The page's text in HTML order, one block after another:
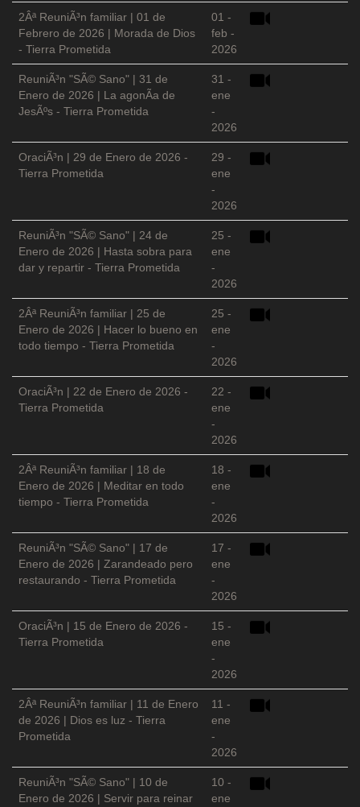
2Âª ReuniÃ³n familiar | 01 de
Febrero de 2026 | Morada de Dios
- Tierra Prometida
01 -
feb -
2026
ReuniÃ³n "SÃ© Sano" | 31 de
Enero de 2026 | La agonÃ­a de
JesÃºs - Tierra Prometida
31 -
ene
-
2026
OraciÃ³n | 29 de Enero de 2026 -
Tierra Prometida
29 -
ene
-
2026
ReuniÃ³n "SÃ© Sano" | 24 de
Enero de 2026 | Hasta sobra para
dar y repartir - Tierra Prometida
25 -
ene
-
2026
2Âª ReuniÃ³n familiar | 25 de
Enero de 2026 | Hacer lo bueno en
todo tiempo - Tierra Prometida
25 -
ene
-
2026
OraciÃ³n | 22 de Enero de 2026 -
Tierra Prometida
22 -
ene
-
2026
2Âª ReuniÃ³n familiar | 18 de
Enero de 2026 | Meditar en todo
tiempo - Tierra Prometida
18 -
ene
-
2026
ReuniÃ³n "SÃ© Sano" | 17 de
Enero de 2026 | Zarandeado pero
restaurando - Tierra Prometida
17 -
ene
-
2026
OraciÃ³n | 15 de Enero de 2026 -
Tierra Prometida
15 -
ene
-
2026
2Âª ReuniÃ³n familiar | 11 de Enero
de 2026 | Dios es luz - Tierra
Prometida
11 -
ene
-
2026
ReuniÃ³n "SÃ© Sano" | 10 de
Enero de 2026 | Servir para reinar
10 -
ene